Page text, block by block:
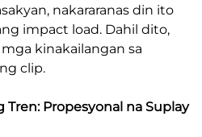
nakararanas din ito
impact load. Dahil dito,
kinakailangan sa
clip.
Tren: Propesyonal na Suplay